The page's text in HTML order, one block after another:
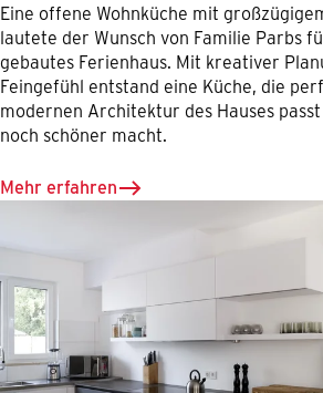
Eine offene Wohnküche mit
lautete der Wunsch von Familie Parbs
gebautes Ferienhaus. Mit kreativer
Feingefühl entstand eine Küche, die
modernen Architektur des Hauses
noch schöner macht.
Mehr erfahren